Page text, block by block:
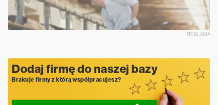
REKLAMA
Dodaj firmę do naszej bazy
Brakuje firmy z którą współpracujesz?